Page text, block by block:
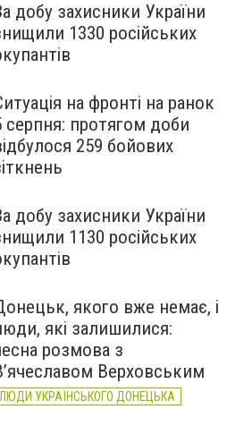
добу захисники України
1330 російських
на фронті на ранок
серпня: протягом доби
259 бойових
добу захисники України
1130 російських
якого вже немає, і
які залишилися:
розмова з
Верховським
ЛЮДИ УКРАЇНСЬКОГО ДОНЕЦЬКА